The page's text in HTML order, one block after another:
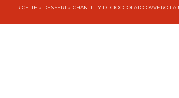
RICETTE » DESSERT» CHANTILLY DI CIOCCOLATO OVVERO LA